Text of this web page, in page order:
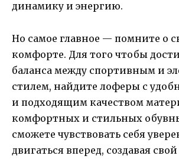
динамику и энергию.
Но самое главное — помните о
комфорте. Для того чтобы
баланса между спортивным и
стилем, найдите лоферы с
и подходящим качеством
комфортных и стильных
сможете чувствовать себя
двигаться вперед, создавая свой